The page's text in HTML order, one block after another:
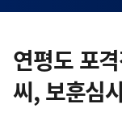
텐
영
연평도 포
씨, 보훈심